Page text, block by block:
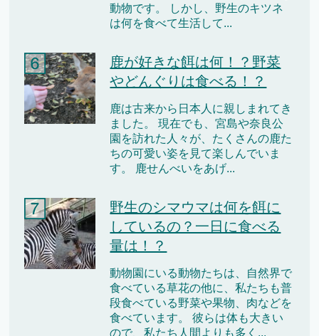
動物です。 しかし、野生のキツネ
は何を食べて生活して...
鹿が好きな餌は何！？野菜
やどんぐりは食べる！？
鹿は古来から日本人に親しまれてき
ました。 現在でも、宮島や奈良公
園を訪れた人々が、たくさんの鹿た
ちの可愛い姿を見て楽しんでいま
す。 鹿せんべいをあげ...
野生のシマウマは何を餌に
しているの？一日に食べる
量は！？
動物園にいる動物たちは、自然界で
食べている草花の他に、私たちも普
段食べている野菜や果物、肉などを
食べています。 彼らは体も大きい
ので、私たち人間よりも多く...